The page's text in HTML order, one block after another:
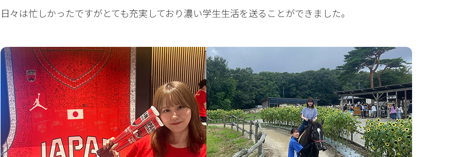
日々は忙しかったですがとても充実しており濃い学生生活を送ることができました。